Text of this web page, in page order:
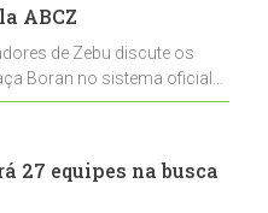
ABCZ
de Zebu discute os
Boran no sistema oficial
sua expansão na
27 equipes na busca